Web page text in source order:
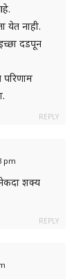
येत नाही.
दडपून
REPLY
pm
शक्य
REPLY